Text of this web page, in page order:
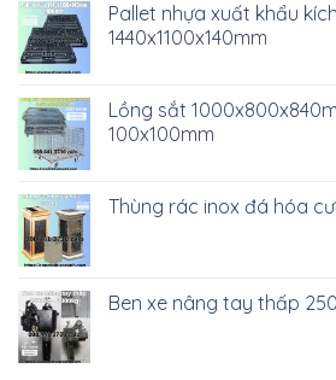
Pallet nhựa xuất khẩu
1440x1100x140mm
Lồng sắt
100x100mm
Thùng rác inox đá hóa
Ben xe nâng tay thấp